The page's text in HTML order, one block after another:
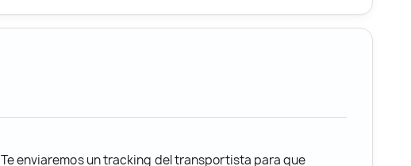
enviaremos un tracking del transportista para que